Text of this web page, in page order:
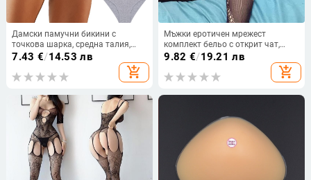
Дамски памучни бикини с
точкова шарка, средна талия,
антибактериални, стягащи
7.43 €/14.53 лв
add_shopping_cart
Мъжки еротичен мрежест
комплект бельо с открит чат,
двусекционен комплект
9.82 €/19.21 лв
add_shopping_cart